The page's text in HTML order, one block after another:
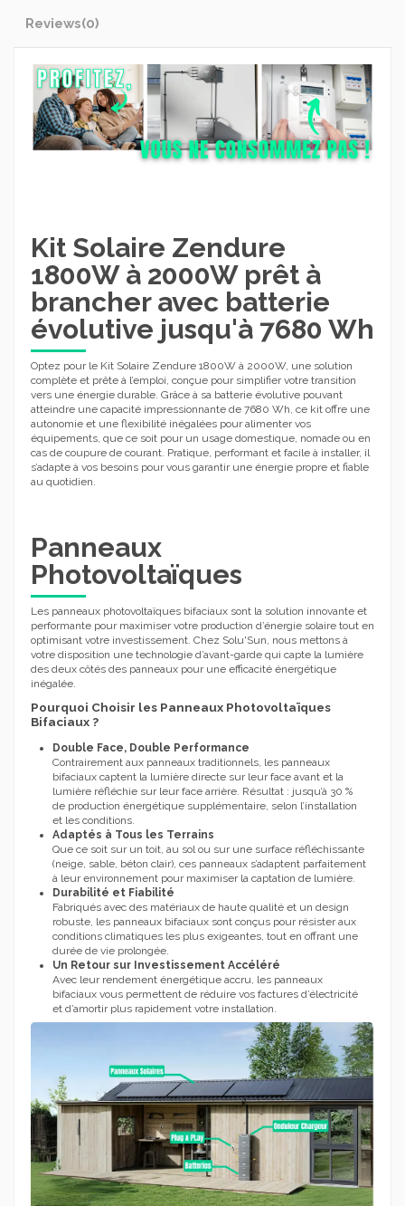
Reviews(0)
Kit Solaire Zendure
1800W à 2000W prêt à
brancher avec batterie
évolutive jusqu'à 7680 Wh
Optez pour le Kit Solaire Zendure 1800W à 2000W, une solution
complète et prête à l’emploi, conçue pour simplifier votre transition
vers une énergie durable. Grâce à sa batterie évolutive pouvant
atteindre une capacité impressionnante de 7680 Wh, ce kit offre une
autonomie et une flexibilité inégalées pour alimenter vos
équipements, que ce soit pour un usage domestique, nomade ou en
cas de coupure de courant. Pratique, performant et facile à installer, il
s’adapte à vos besoins pour vous garantir une énergie propre et fiable
au quotidien.
Panneaux
Photovoltaïques
Les panneaux photovoltaïques bifaciaux sont la solution innovante et
performante pour maximiser votre production d’énergie solaire tout en
optimisant votre investissement. Chez Solu'Sun, nous mettons à
votre disposition une technologie d’avant-garde qui capte la lumière
des deux côtés des panneaux pour une efficacité énergétique
inégalée.
Pourquoi Choisir les Panneaux Photovoltaïques
Bifaciaux ?
Double Face, Double Performance
Contrairement aux panneaux traditionnels, les panneaux
bifaciaux captent la lumière directe sur leur face avant et la
lumière réfléchie sur leur face arrière. Résultat : jusqu’à 30 %
de production énergétique supplémentaire, selon l’installation
et les conditions.
Adaptés à Tous les Terrains
Que ce soit sur un toit, au sol ou sur une surface réfléchissante
(neige, sable, béton clair), ces panneaux s’adaptent parfaitement
à leur environnement pour maximiser la captation de lumière.
Durabilité et Fiabilité
Fabriqués avec des matériaux de haute qualité et un design
robuste, les panneaux bifaciaux sont conçus pour résister aux
conditions climatiques les plus exigeantes, tout en offrant une
durée de vie prolongée.
Un Retour sur Investissement Accéléré
Avec leur rendement énergétique accru, les panneaux
bifaciaux vous permettent de réduire vos factures d’électricité
et d’amortir plus rapidement votre installation.